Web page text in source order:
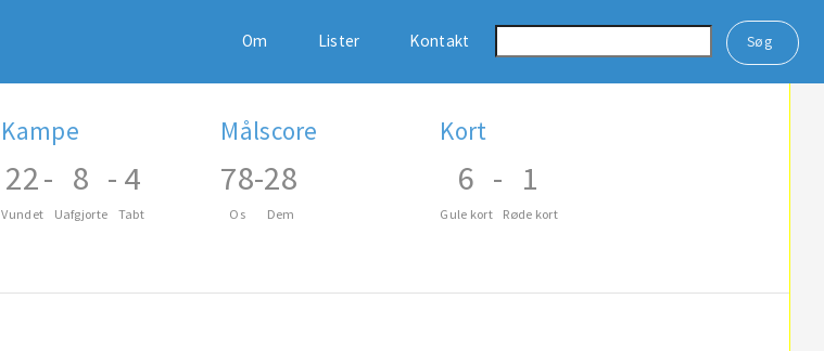
Om Lister Kontakt
Kampe
22
Vundet
- 8
Uafgjorte
- 4
Tabt
Målscore
78
Os
-28
Dem
Kort
6
Gule kort
- 1
Røde kort